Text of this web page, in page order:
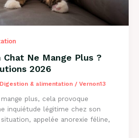
Chat Ne Mange Plus ?
2026
Digestion & alimentation/ Vernon13
plus, cela provoque
inquiétude légitime chez son
appelée anorexie féline,